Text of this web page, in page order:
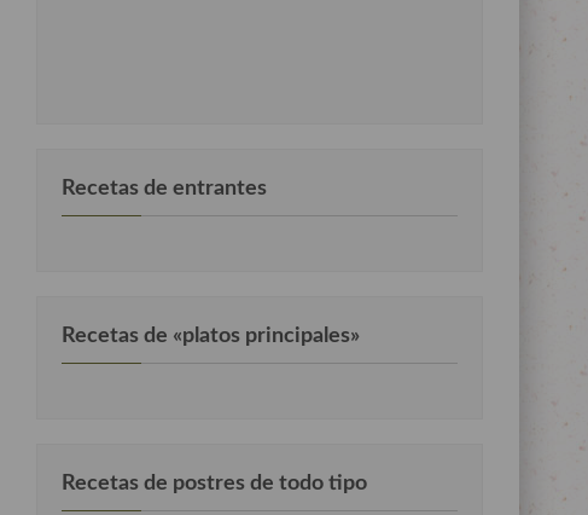
Recetas de entrantes
Recetas de «platos principales»
Recetas de postres de todo tipo